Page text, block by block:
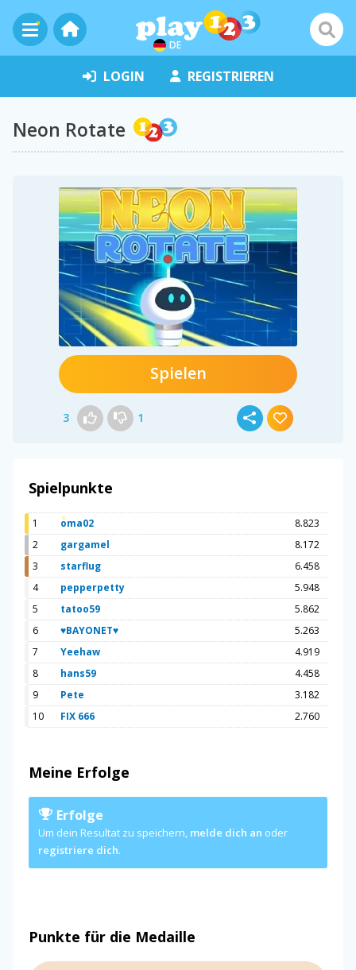
DE
LOGIN REGISTRIEREN
Neon Rotate
Spielen
3 1
Spielpunkte
1 oma02
8.823
2
gargamel
8.172
3
starflug
6.458
4
pepperpetty
5.948
5
tatoo59
5.862
6
♥BAYONET♥
5.263
7
Yeehaw
4.919
8
hans59
4.458
9
Pete
3.182
10
FIX 666 2.760
Meine Erfolge
Erfolge
Um dein Resultat zu speichern, melde dich an oder
registriere dich.
Punkte für die Medaille